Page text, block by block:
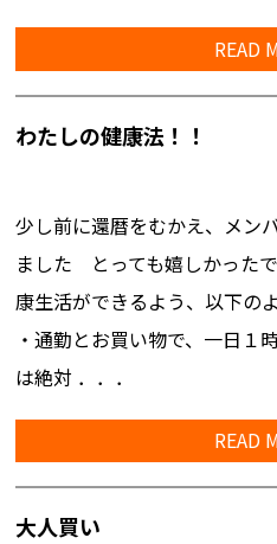
READ
わたしの健康法！！
少し前に還暦をむかえ、メン
ました とっても嬉しかった
康生活ができるよう、以下の
・通勤とお買い物で、一日１
は絶対 ．．．
READ
大人買い